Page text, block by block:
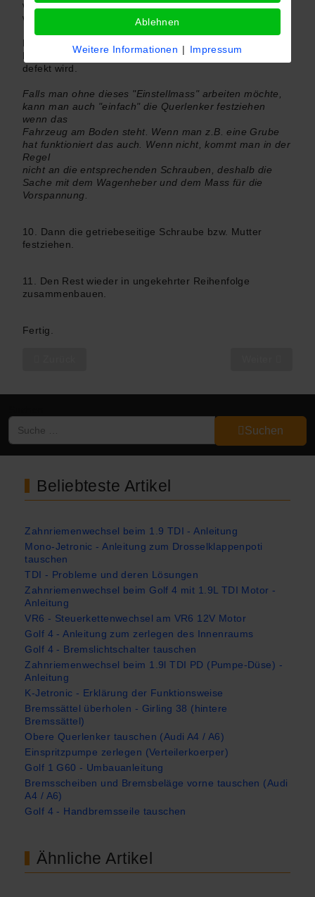
welches unter Punkt 2 ausgemessen
wurde, erreicht ist.
Diese damit erreichte Vorspannung verhindert, dass das
Lager unter Spannung steht und somit frühzeitig wieder
defekt wird.
Falls man ohne dieses "Einstellmass" arbeiten möchte,
kann man auch "einfach" die Querlenker festziehen
wenn das
Fahrzeug am Boden steht. Wenn man z.B. eine Grube
hat funktioniert das auch. Wenn nicht, kommt man in der
Regel
nicht an die entsprechenden Schrauben, deshalb die
Sache mit dem Wagenheber und dem Mass für die
Vorspannung.
10. Dann die getriebeseitige Schraube bzw. Mutter
festziehen.
11. Den Rest wieder in ungekehrter Reihenfolge
zusammenbauen.
Fertig.
Suchen
Beliebteste Artikel
Zahnriemenwechsel beim 1.9 TDI - Anleitung
Mono-Jetronic - Anleitung zum Drosselklappenpoti
tauschen
TDI - Probleme und deren Lösungen
Zahnriemenwechsel beim Golf 4 mit 1.9L TDI Motor -
Anleitung
VR6 - Steuerkettenwechsel am VR6 12V Motor
Golf 4 - Anleitung zum zerlegen des Innenraums
Golf 4 - Bremslichtschalter tauschen
Zahnriemenwechsel beim 1.9l TDI PD (Pumpe-Düse) -
Anleitung
K-Jetronic - Erklärung der Funktionsweise
Bremssättel überholen - Girling 38 (hintere
Bremssättel)
Obere Querlenker tauschen (Audi A4 / A6)
Einspritzpumpe zerlegen (Verteilerkoerper)
Golf 1 G60 - Umbauanleitung
Bremsscheiben und Bremsbeläge vorne tauschen (Audi
A4 / A6)
Golf 4 - Handbremsseile tauschen
Ähnliche Artikel
Ablehnen
Weitere Informationen | Impressum